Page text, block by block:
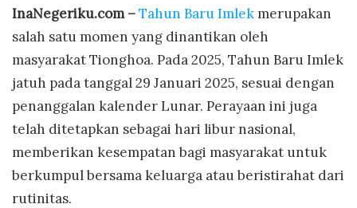
InaNegeriku.com –Tahun Baru Imlek merupakan
salah satu momen yang dinantikan oleh
masyarakat Tionghoa. Pada 2025, Tahun Baru Imlek
jatuh pada tanggal 29 Januari 2025, sesuai dengan
penanggalan kalender Lunar. Perayaan ini juga
telah ditetapkan sebagai hari libur nasional,
memberikan kesempatan bagi masyarakat untuk
berkumpul bersama keluarga atau beristirahat dari
rutinitas.